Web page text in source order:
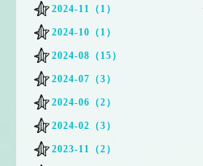
2024-11（1）
2024-10（1）
2024-08（15）
2024-07（3）
2024-06（2）
2024-02（3）
2023-11（2）